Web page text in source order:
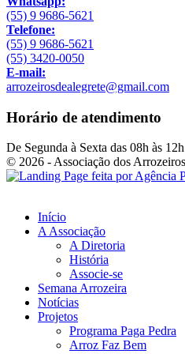
(55) 9 9686-5621
Telefone:
(55) 9 9686-5621
(55) 3420-0050
E-mail:
arrozeirosdealegrete@gmail.com
Horário de atendimento
De Segunda à Sexta das 08h às
© 2026 - Associação dos
Início
A Associação
A Diretoria
História
Associe-se
Semana Arrozeira
Notícias
Projetos
Programa Paga Pedra
Arroz Faz Bem